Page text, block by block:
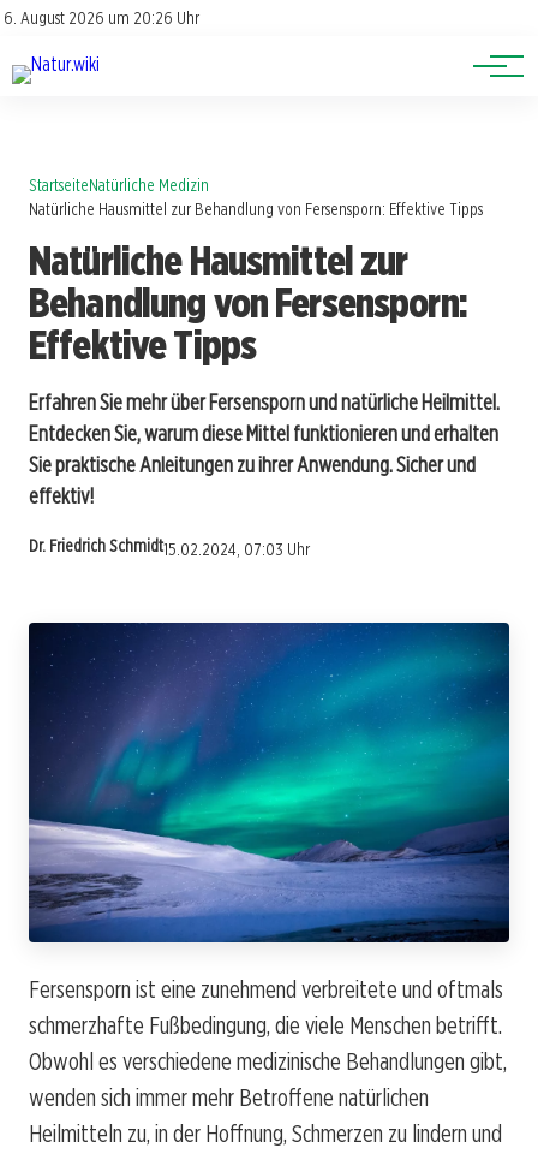
6. August 2026 um 20:26 Uhr
Account
Lexikon
Themen
StartseiteNatürliche Medizin
Natürliche Hausmittel zur Behandlung von Fersensporn: Effektive Tipps
Natürliche Hausmittel zur
Behandlung von Fersensporn:
Effektive Tipps
Erfahren Sie mehr über Fersensporn und natürliche Heilmittel.
Entdecken Sie, warum diese Mittel funktionieren und erhalten
Sie praktische Anleitungen zu ihrer Anwendung. Sicher und
effektiv!
Dr. Friedrich Schmidt15.02.2024, 07:03 Uhr
Fersensporn ist eine zunehmend verbreitete und oftmals
schmerzhafte Fußbedingung, die viele Menschen betrifft.
Obwohl es verschiedene medizinische Behandlungen gibt,
wenden sich immer mehr Betroffene natürlichen
Heilmitteln zu, in der Hoffnung, Schmerzen zu lindern und